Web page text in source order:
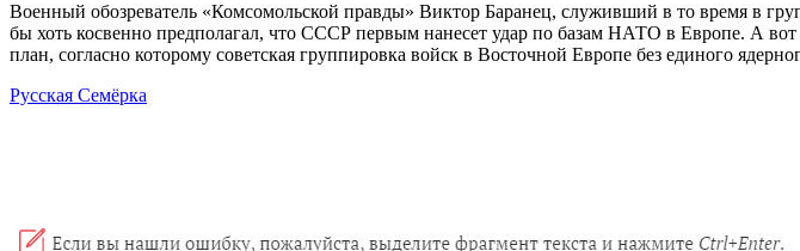
Военный обозреватель «Комсомольской правды» Виктор Баранец, служивший в то время в
бы хоть косвенно предполагал, что СССР первым нанесет удар по базам НАТО в Европе. А
план, согласно которому советская группировка войск в Восточной Европе без единого
Русская Семёрка